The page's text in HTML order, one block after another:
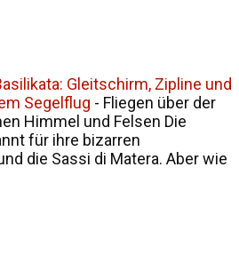
eine Schneiderei. Es war ihr
kleines Designstudio. Ihr
Showroom. Dort arbeitete
Schnitten und Ideen –
Gleitschirm, Zipline und
Segelflug - Fliegen über der
Himmel und Felsen Die
für ihre bizarren
die Sassi di Matera. Aber wie